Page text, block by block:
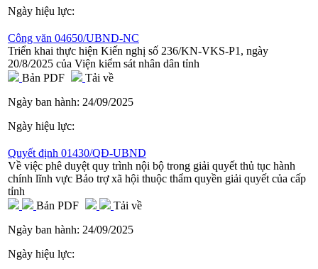
Ngày hiệu lực:
Công văn 04650/UBND-NC
Triển khai thực hiện Kiến nghị số 236/KN-VKS-P1, ngày
20/8/2025 của Viện kiểm sát nhân dân tỉnh
Bản PDF
Tải về
Ngày ban hành: 24/09/2025
Ngày hiệu lực:
Quyết định 01430/QĐ-UBND
Về việc phê duyệt quy trình nội bộ trong giải quyết thủ tục hành
chính lĩnh vực Bảo trợ xã hội thuộc thẩm quyền giải quyết của cấp
tỉnh
Bản PDF
Tải về
Ngày ban hành: 24/09/2025
Ngày hiệu lực: